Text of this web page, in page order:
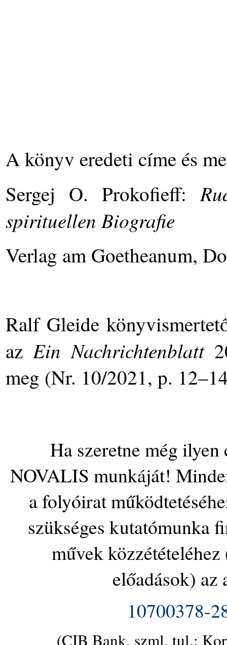
A könyv eredeti címe és
Sergej O. Prokofieff:
spirituellen Biografie
Verlag am Goetheanum,
Ralf Gleide
az Ein Nachrichtenblatt
meg (Nr. 10/2021, p.
Ha szeretne még
NOVALIS munkáját!
a folyóirat
szükséges kutatómunka
művek
előadások) az
10700378-
(CIB Bank, szml. tul.: